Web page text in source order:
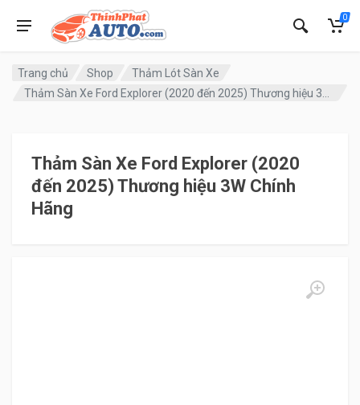
0
Trang chủ Shop
Thảm Lót Sàn Xe
Thảm Sàn Xe Ford Explorer (2020
đến 2025) Thương hiệu 3W Chính
Hãng